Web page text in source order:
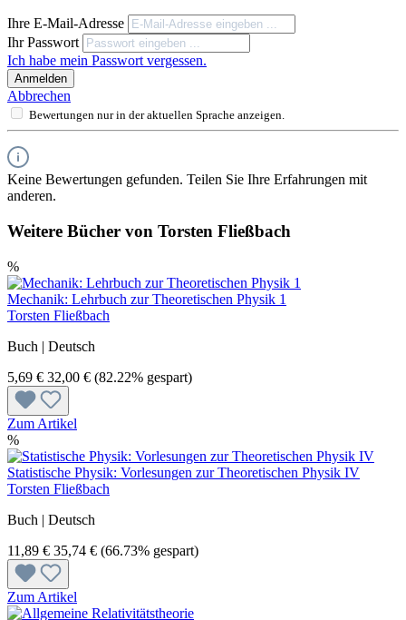
Ihre E-Mail-Adresse
Ihr Passwort
Ich habe mein Passwort vergessen.
Anmelden
Abbrechen
Bewertungen nur in der aktuellen Sprache anzeigen.
Keine Bewertungen gefunden. Teilen Sie Ihre Erfahrungen mit
anderen.
Weitere Bücher von Torsten Fließbach
%
Mechanik: Lehrbuch zur Theoretischen Physik 1
Torsten Fließbach
Buch | Deutsch
5,69 € 32,00 € (82.22% gespart)
Zum Artikel
%
Statistische Physik: Vorlesungen zur Theoretischen Physik IV
Torsten Fließbach
Buch | Deutsch
11,89 € 35,74 € (66.73% gespart)
Zum Artikel